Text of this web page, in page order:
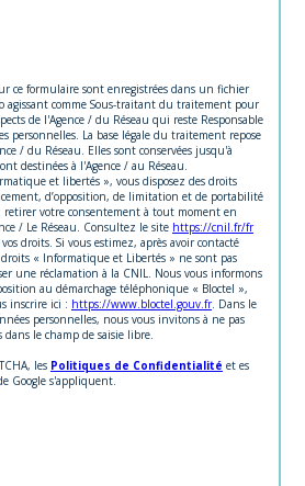
ce formulaire sont enregistrées dans un fichier
agissant comme Sous-traitant du traitement pour
de l'Agence / du Réseau qui reste Responsable
personnelles. La base légale du traitement repose
/ du Réseau. Elles sont conservées jusqu'à
destinées à l'Agence / au Réseau.
et libertés », vous disposez des droits
d’opposition, de limitation et de portabilité
retirer votre consentement à tout moment en
/ Le Réseau. Consultez le site https://cnil.fr/fr
droits. Si vous estimez, après avoir contacté
droits « Informatique et Libertés » ne sont pas
une réclamation à la CNIL. Nous vous informons
au démarchage téléphonique « Bloctel »,
inscrire ici : https://www.bloctel.gouv.fr . Dans le
personnelles, nous vous invitons à ne pas
le champ de saisie libre.
les Politiques de Confidentialité et es
Google s'appliquent.